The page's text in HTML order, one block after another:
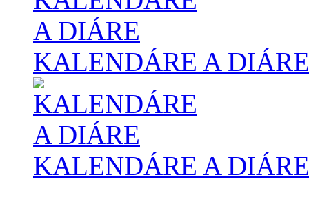
KALENDÁRE A DIÁRE
KALENDÁRE A DIÁRE